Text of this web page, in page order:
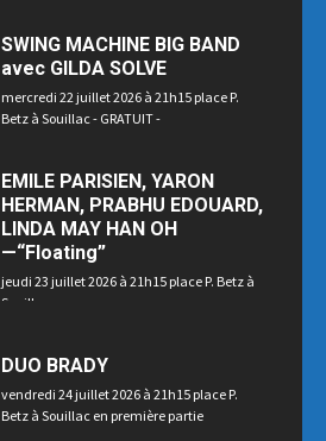
SWING MACHINE BIG BAND
avec GILDA SOLVE
mercredi 22 juillet 2026 à 21h15 place P.
Betz à Souillac - GRATUIT -
EMILE PARISIEN, YARON
HERMAN, PRABHU EDOUARD,
LINDA MAY HAN OH
—“Floating”
jeudi 23 juillet 2026 à 21h15 place P. Betz à
Souillac
DUO BRADY
vendredi 24 juillet 2026 à 21h15 place P.
Betz à Souillac en première partie